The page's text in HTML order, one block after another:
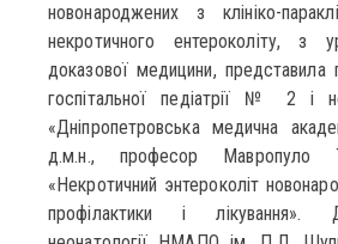
новонароджених з клініко-
некротичного ентероколіту, з
доказової медицини,
госпітальної педіатрії № 2 і
«Дніпропетровська медична
д.м.н., професор Мавропуло
«Некротичний энтероколіт
профілактики і лікування».